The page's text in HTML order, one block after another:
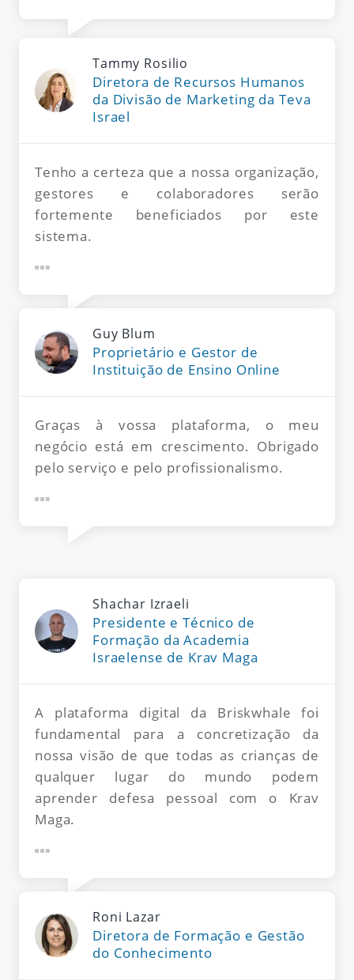
Tammy Rosilio
Diretora de Recursos Humanos
da Divisão de Marketing da Teva
Israel
Tenho a certeza que a nossa organização,
gestores e colaboradores serão
fortemente beneficiados por este
sistema.
Guy Blum
Proprietário e Gestor de
Instituição de Ensino Online
Graças à vossa plataforma, o meu
negócio está em crescimento. Obrigado
pelo serviço e pelo profissionalismo.
Shachar Izraeli
Presidente e Técnico de
Formação da Academia
Israelense de Krav Maga
A plataforma digital da Briskwhale foi
fundamental para a concretização da
nossa visão de que todas as crianças de
qualquer lugar do mundo podem
aprender defesa pessoal com o Krav
Maga.
Roni Lazar
Diretora de Formação e Gestão
do Conhecimento